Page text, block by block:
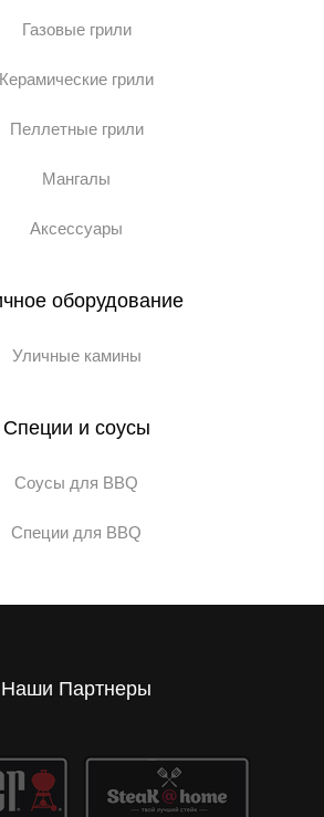
Газовые грили
Керамические грили
Пеллетные грили
Мангалы
Аксессуары
оборудование
Уличные камины
Специи и соусы
Соусы для BBQ
Специи для BBQ
Наши Партнеры